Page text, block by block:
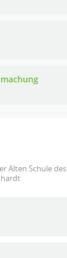
Alten Schule des